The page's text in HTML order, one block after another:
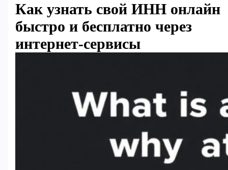
Как узнать свой ИНН онлайн
быстро и бесплатно через
интернет-сервисы